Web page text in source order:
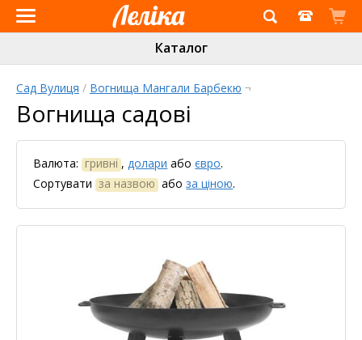
Інтернет-
магазин
«Леліка»
Каталог
Сад Вулиця / Вогнища Мангали Барбекю ¬
Вогнища садові
Валюта: гривні ,долари абоєвро.
Сортувати за назвою абоза ціною.